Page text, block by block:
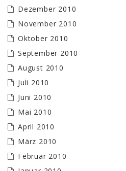
Dezember 2010
November 2010
Oktober 2010
September 2010
August 2010
Juli 2010
Juni 2010
Mai 2010
April 2010
März 2010
Februar 2010